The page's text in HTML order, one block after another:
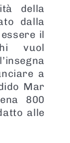
della
dalla
il
vuol
a
Mar
800
alle